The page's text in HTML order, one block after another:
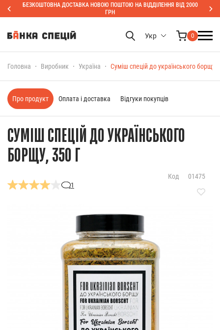
БЕЗКОШТОВНА ДОСТАВКА НОВОЮ ПОШТОЮ НА ВІДДІЛЕННЯ ВІД 2000
ГРН
Укр 0
Головна Виробник Україна Суміш спецій до українського борщу,
СУМІШ СПЕЦІЙ ДО УКРАЇНСЬКОГО
БОРЩУ, 350 Г
1
Код 01475
Про продукт Оплата і доставка Відгуки покупців